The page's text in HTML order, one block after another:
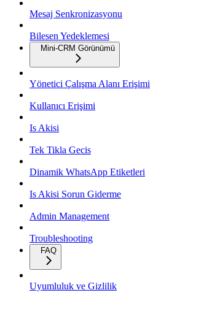
Mesaj Senkronizasyonu
Bilesen Yedeklemesi
Mini-CRM Görünümü
Yönetici Çalışma Alanı Erişimi
Kullanıcı Erişimi
Is Akisi
Tek Tikla Gecis
Dinamik WhatsApp Etiketleri
Is Akisi Sorun Giderme
Admin Management
Troubleshooting
FAQ
Uyumluluk ve Gizlilik